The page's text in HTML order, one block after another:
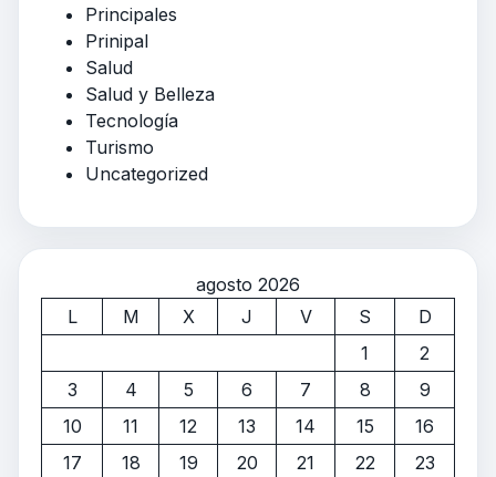
Principales
Prinipal
Salud
Salud y Belleza
Tecnología
Turismo
Uncategorized
agosto 2026
L
M X J V S
D
1
2
3
4 5 6 7 8
9
10
11 12 13 14 15
16
17
18 19 20 21 22
23